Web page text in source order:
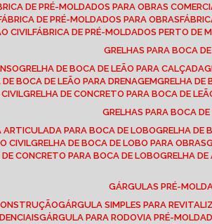
DE PRÉ-MOLDADOS PARA OBRAS
FÁBRICA DE PRÉ-MOLDADOS PARA OBRAS
CIVIL FÁBRICA DE PRÉ-MOLDADOS PERTO DE
GRELHAS PARA BOCA
GRELHA DE BOCA DE LEÃO PARA CALÇADA
DE BOCA DE LEÃO PARA DRENAGEM GRELHA
CIVIL
GRELHA DE CONCRETO PARA BOCA DE
GRELHAS PARA BOCA
ARTICULADA PARA BOCA DE LOBO
GRELHA
CIVIL
GRELHA DE BOCA DE LOBO PARA OBRAS
DE CONCRETO PARA BOCA DE LOBO GRELHA
GÁRGULAS PRÉ-
GÁRGULA SIMPLES PARA
GÁRGULA PARA RODOVIA PRÉ-